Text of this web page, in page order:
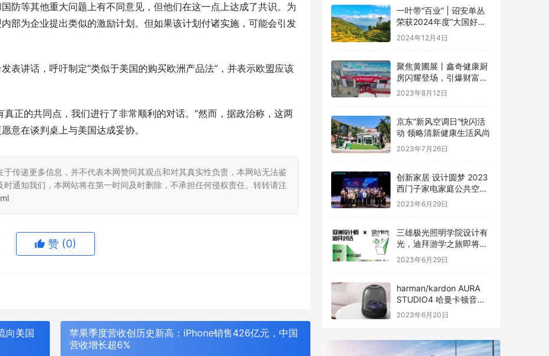
防等其他重大问题上有不同意见，但他们在这一点上达成了共识。为
部为企业提出类似的激励计划。但如果该计划付诸实施，可能会引发
表讲话，呼吁制定“类似于美国的购买欧洲产品法”，并表示欧盟应该
正的共同点，我们进行了非常顺利的对话。”然而，据政治称，这两
意在谈判桌上与美国达成妥协。
传递更多信息，并不代表本网赞同其观点和对其真实性负责，本网站无法鉴
通知我们，本网站将在第一时间及时删除，不承担任何侵权责任。转转请注
赞 (0)
向美国
苹果季度营收创历史新高：iPhone销售426亿元，中国
营收增长超6%
一叶带“百业” | 诏安单丛
荣获2024年度“大国好货·
一县一品”特色品牌
2024年12月4日
聚焦黄圃展丨鑫奇健康厨
房闪耀登场，引爆财富盛
宴
2023年8月12日
京东“新风空调日”快闪活
动 领略清新健康生活风尚
2023年7月26日
创新家居 设计圆梦 2023
西门子家电家庭公共空间
设计大赛圆满礼成
2023年6月29日
三雄极光照明学院设计有
光，迪拜游学之旅即将启
程
2023年6月29日
harman/kardon AURA
STUDIO4 哈曼卡顿音乐
琉璃四代全新发布
2023年6月20日